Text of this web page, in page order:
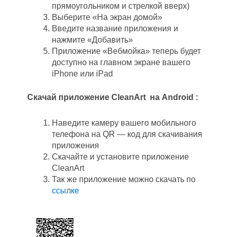
прямоугольником и стрелкой вверх)
Выберите «На экран домой»
Введите название приложения и
нажмите «Добавить»
Приложение «Вебмойка» теперь будет
доступно на главном экране вашего
iPhone или iPad
Скачай приложение CleanArt на Android :
Наведите камеру вашего мобильного
телефона на QR — код для скачивания
приложения
Скачайте и установите приложение
CleanArt
Так же приложение можно скачать по
ссылке